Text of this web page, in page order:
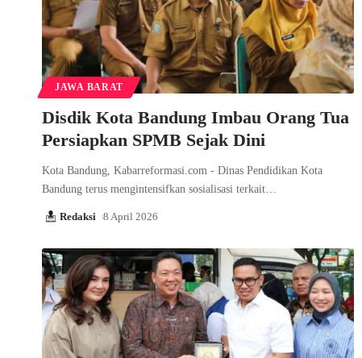
JAWA BARAT
Disdik Kota Bandung Imbau Orang Tua
Persiapkan SPMB Sejak Dini
Kota Bandung, Kabarreformasi.com - Dinas Pendidikan Kota
Bandung terus mengintensifkan sosialisasi terkait…
Redaksi 8 April 2026